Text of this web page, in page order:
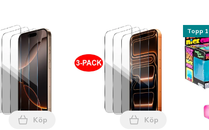
C till USB-C kabel Vit i varukorgen
med oral -B Tandborsthuvuden i varukorgen
Lägg till 3-Pack - iPhone 16 Skärmskydd i
Köp
Lägg till 3-Pack -
Köp
Topp